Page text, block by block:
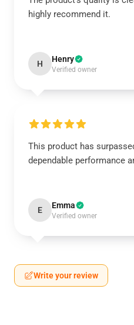
highly recommend it.
H Henry
Verified owner
This product has
dependable performance
E Emma
Verified owner
Write your review